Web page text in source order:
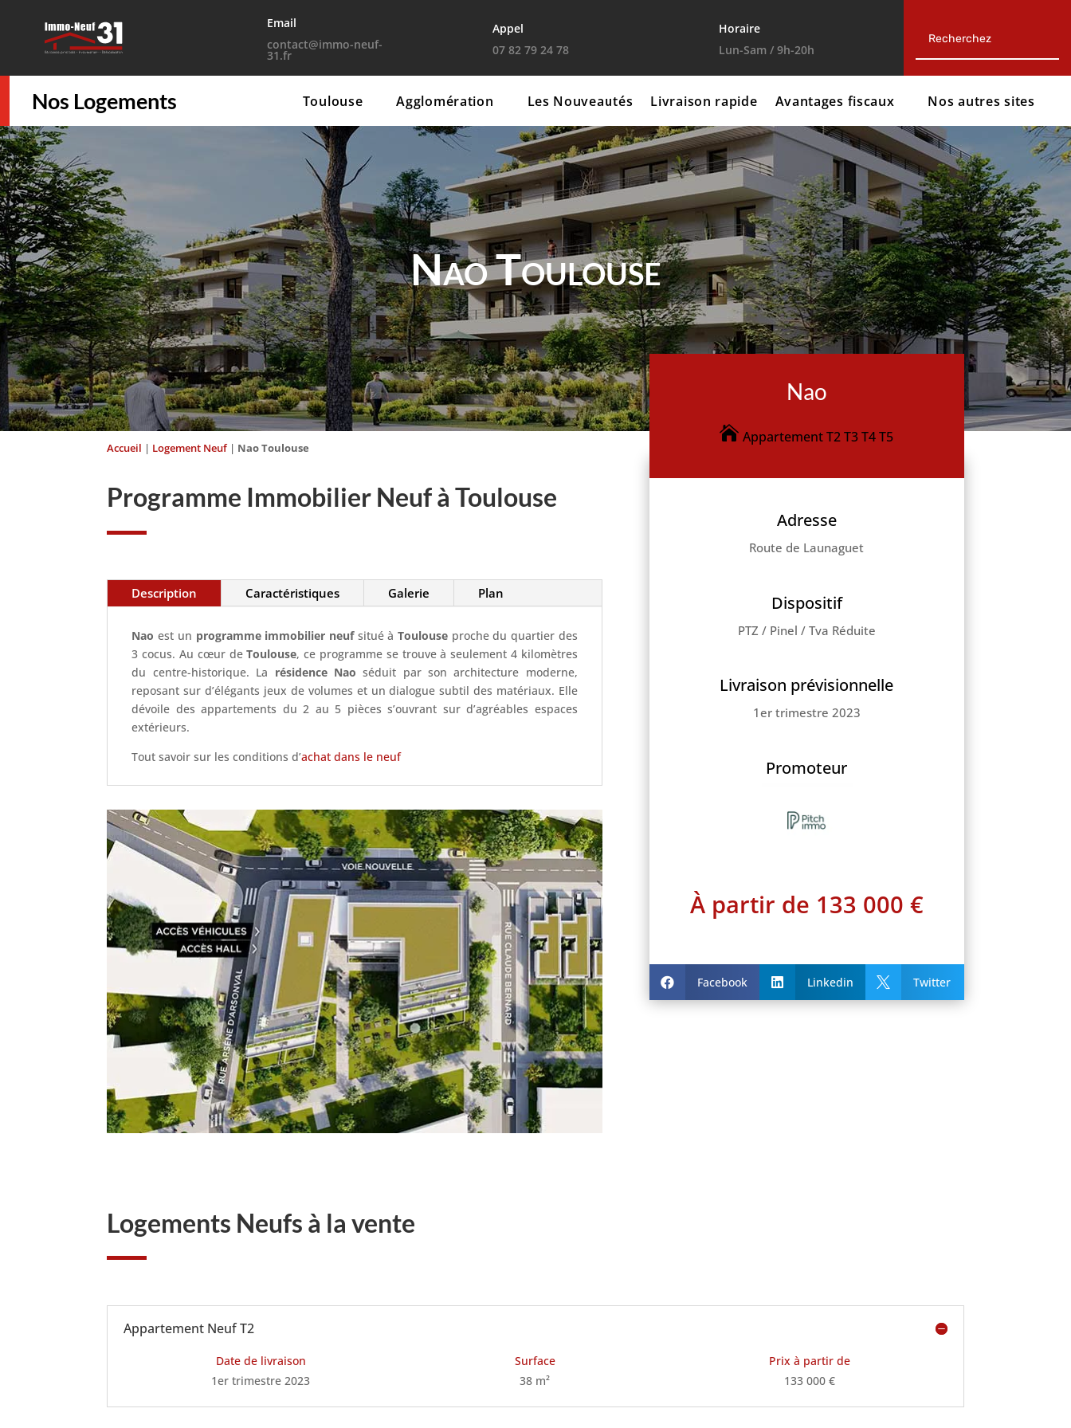
Email
contact@immo-neuf-
31.fr
Appel
07 82 79 24 78
Horaire
Lun-Sam / 9h-20h
Nos Logements Toulouse Agglomération Les Nouveautés Livraison rapide Avantages fiscaux Nos autres sites
Résumé Logements À proximité Défiscalisation Contact   
Nao Toulouse
Accueil | Logement Neuf| Nao Toulouse
Programme Immobilier Neuf à Toulouse
Description Caractéristiques Galerie Plan
Nao est un programme immobilier neufsitué àToulouse proche du quartier des
3 cocus. Au cœur deToulouse, ce programme se trouve à seulement 4 kilomètres
du centre-historique. La résidence Nao séduit par son architecture moderne,
reposant sur d’élégants jeux de volumes et un dialogue subtil des matériaux. Elle
dévoile des appartements du 2 au 5 pièces s’ouvrant sur d’agréables espaces
extérieurs.
Tout savoir sur les conditions d’achat dans le neuf
Nao
Appartement T2 T3 T4 T5
Adresse
Route de Launaguet
Dispositif
PTZ / Pinel / Tva Réduite
Livraison prévisionnelle
1er trimestre 2023
Promoteur
À partir de 133 000 €
 Facebook  Linkedin  Twitter
Logements Neufs à la vente
Appartement Neuf T2
Date de livraison Surface
Prix à partir de
1er trimestre 2023
38 m² 133 000 €